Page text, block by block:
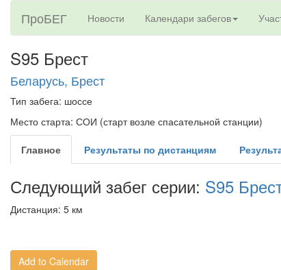
ПроБЕГ Новости Календари забегов
S95 Брест
Беларусь, Брест
Тип забега: шоссе
Место старта: СОИ (старт возле спасательной станции)
Главное Результаты по дистанциям
Следующий забег серии: S95
Дистанция: 5 км
Add to Calendar